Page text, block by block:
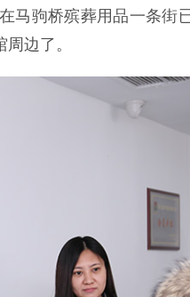
马驹桥殡葬用品一条街
边了。